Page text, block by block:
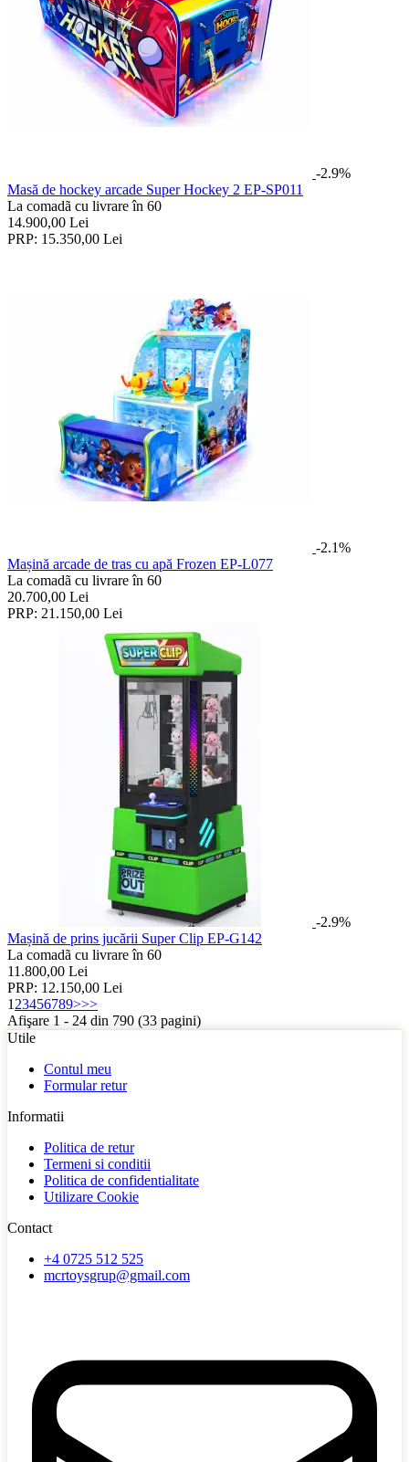
-2.9%
Masă de hockey arcade Super Hockey 2 EP-SP011
La comadã cu livrare în 60
14.900,00 Lei
PRP: 15.350,00 Lei
-2.1%
Mașină arcade de tras cu apă Frozen EP-L077
La comadã cu livrare în 60
20.700,00 Lei
PRP: 21.150,00 Lei
-2.9%
Mașină de prins jucării Super Clip EP-G142
La comadã cu livrare în 60
11.800,00 Lei
PRP: 12.150,00 Lei
1 23456789>>>
Afişare 1 - 24 din 790 (33 pagini)
Utile
Contul meu
Formular retur
Informatii
Politica de retur
Termeni si conditii
Politica de confidentialitate
Utilizare Cookie
Contact
+4 0725 512 525
mcrtoysgrup@gmail.com